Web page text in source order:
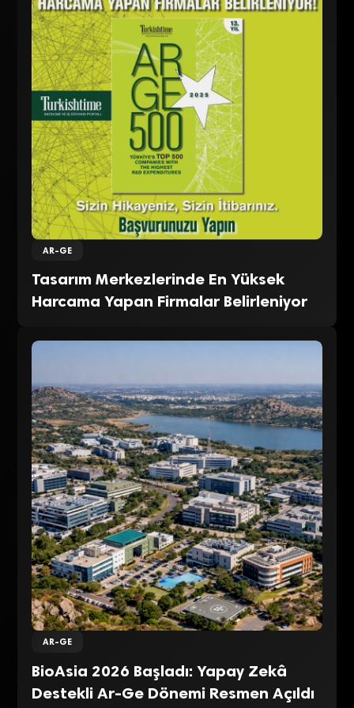
AR-GE
Tasarım Merkezlerinde En Yüksek
Harcama Yapan Firmalar Belirleniyor
AR-GE
BioAsia 2026 Başladı: Yapay Zekâ
Destekli Ar-Ge Dönemi Resmen Açıldı